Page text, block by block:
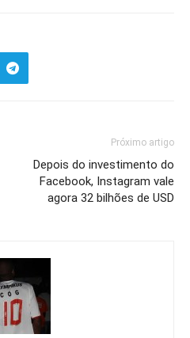
Próximo artigo
Depois do investimento do
Facebook, Instagram vale
agora 32 bilhões de USD